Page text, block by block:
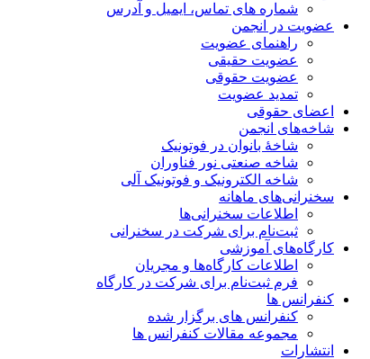
شماره های تماس، ایمیل و آدرس
عضویت در انجمن
راهنمای عضویت
عضویت حقیقی
عضویت حقوقی
تمدید عضویت
اعضای حقوقی
شاخه‌های انجمن
شاخۀ بانوان در فوتونیک
شاخه صنعتی نور فناوران
شاخه‌ الکترونیک و فوتونیک آلی
سخنرانی‌های ماهانه
اطلاعات سخنرانی‌‌ها
ثبت‌نام برای شرکت در سخنرانی
کارگاه‌های آموزشی
اطلاعات کارگاه‌ها و مجریان
فرم ثبت‌نام برای شرکت در کارگاه
کنفرانس ها
کنفرانس های برگزار شده
مجموعه مقالات کنفرانس ها
انتشارات